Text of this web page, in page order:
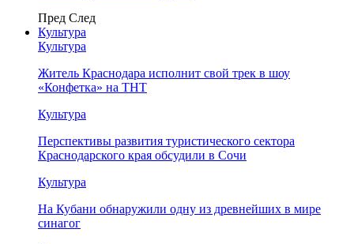
Пред След
Культура
Культура
Житель Краснодара исполнит свой трек в шоу
«Конфетка» на ТНТ
Культура
Перспективы развития туристического сектора
Краснодарского края обсудили в Сочи
Культура
На Кубани обнаружили одну из древнейших в мире
синагог